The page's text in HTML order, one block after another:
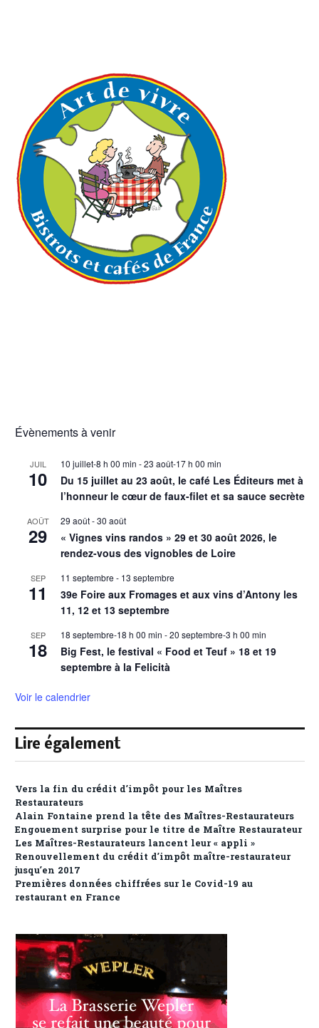
Évènements à venir
JUIL
10
10 juillet-8 h 00 min -23 août-17 h 00 min
Du 15 juillet au 23 août, le café Les Éditeurs met à
l’honneur le cœur de faux-filet et sa sauce secrète
AOÛT
29
29 août-30 août
« Vignes vins randos » 29 et 30 août 2026, le
rendez-vous des vignobles de Loire
SEP
11
11 septembre - 13 septembre
39e Foire aux Fromages et aux vins d’Antony les
11, 12 et 13 septembre
SEP
18
18 septembre-18 h 00 min -20 septembre-3 h 00 min
Big Fest, le festival « Food et Teuf » 18 et 19
septembre à la Felicità
Voir le calendrier
Lire également
Vers la fin du crédit d’impôt pour les Maîtres
Restaurateurs
Alain Fontaine prend la tête des Maîtres-Restaurateurs
Engouement surprise pour le titre de Maître Restaurateur
Les Maîtres-Restaurateurs lancent leur « appli »
Renouvellement du crédit d’impôt maître-restaurateur
jusqu’en 2017
Premières données chiffrées sur le Covid-19 au
restaurant en France